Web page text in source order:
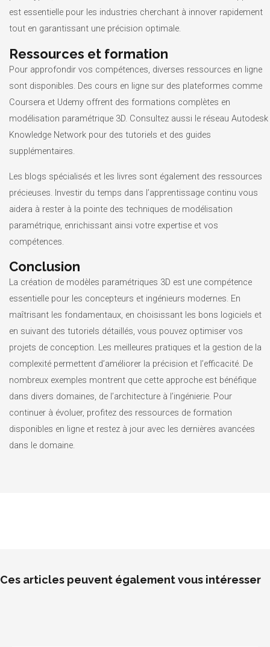
est essentielle pour les industries cherchant à innover rapidement
tout en garantissant une précision optimale.
Ressources et formation
Pour approfondir vos compétences, diverses ressources en ligne
sont disponibles. Des cours en ligne sur des plateformes comme
Coursera et Udemy offrent des formations complètes en
modélisation paramétrique 3D. Consultez aussi le réseau Autodesk
Knowledge Network pour des tutoriels et des guides
supplémentaires.
Les blogs spécialisés et les livres sont également des ressources
précieuses. Investir du temps dans l’apprentissage continu vous
aidera à rester à la pointe des techniques de modélisation
paramétrique, enrichissant ainsi votre expertise et vos
compétences.
Conclusion
La création de modèles paramétriques 3D est une compétence
essentielle pour les concepteurs et ingénieurs modernes. En
maîtrisant les fondamentaux, en choisissant les bons logiciels et
en suivant des tutoriels détaillés, vous pouvez optimiser vos
projets de conception. Les meilleures pratiques et la gestion de la
complexité permettent d’améliorer la précision et l’efficacité. De
nombreux exemples montrent que cette approche est bénéfique
dans divers domaines, de l’architecture à l’ingénierie. Pour
continuer à évoluer, profitez des ressources de formation
disponibles en ligne et restez à jour avec les dernières avancées
dans le domaine.
Ces articles peuvent également vous intéresser